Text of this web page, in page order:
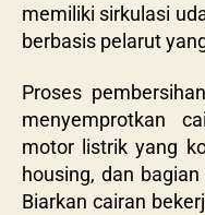
memiliki sirkulasi
berbasis pelarut
Proses
menyemprotkan
motor listrik yang
housing, dan
Biarkan cairan